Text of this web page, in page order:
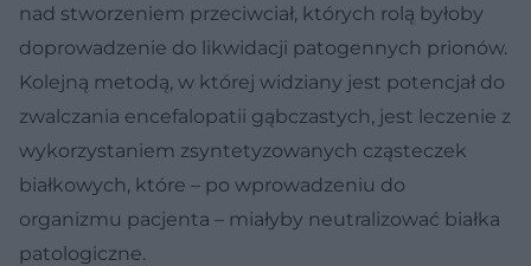
nad stworzeniem przeciwciał, których rolą byłoby
doprowadzenie do likwidacji patogennych prionów.
Kolejną metodą, w której widziany jest potencjał do
zwalczania encefalopatii gąbczastych, jest leczenie z
wykorzystaniem zsyntetyzowanych cząsteczek
białkowych, które – po wprowadzeniu do
organizmu pacjenta – miałyby neutralizować białka
patologiczne.